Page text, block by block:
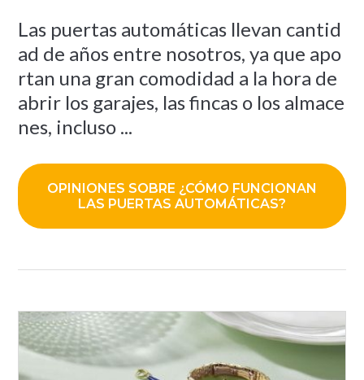
Las puertas automáticas llevan cantid
ad de años entre nosotros, ya que apo
rtan una gran comodidad a la hora de
abrir los garajes, las fincas o los almace
nes, incluso ...
OPINIONES SOBRE ¿CÓMO FUNCIONAN
LAS PUERTAS AUTOMÁTICAS?